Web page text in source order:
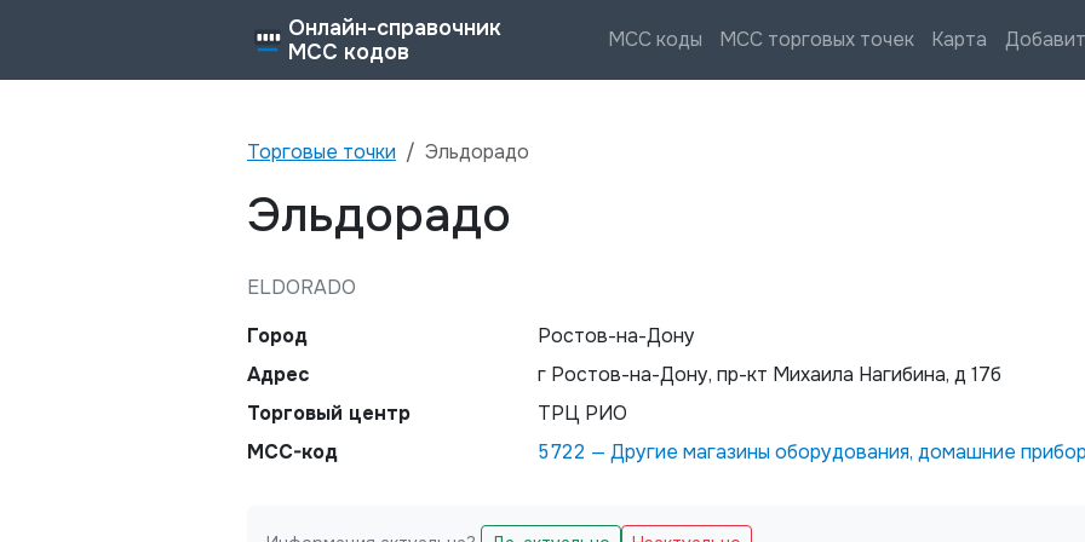
Онлайн-справочник
MCC кодов
MCC коды MCC торговых точек Карта
Торговые точки Эльдорадо
Эльдорадо
ELDORADO
Город
Ростов-на-Дону
Адрес
г Ростов-на-Дону, пр-кт Михаила Нагибина, д 17б
Торговый центр
ТРЦ РИО
MCC-код
5722 — Другие магазины оборудования, домашние